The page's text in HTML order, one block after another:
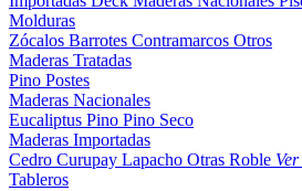
Molduras
Zócalos Barrotes Contramarcos Otros
Maderas Tratadas
Pino Postes
Maderas Nacionales
Eucaliptus Pino Pino Seco
Maderas Importadas
Cedro Curupay Lapacho Otras Roble
Tableros